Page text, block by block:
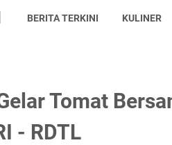
BERITA TERKINI KULINER
Tomat
- RDTL